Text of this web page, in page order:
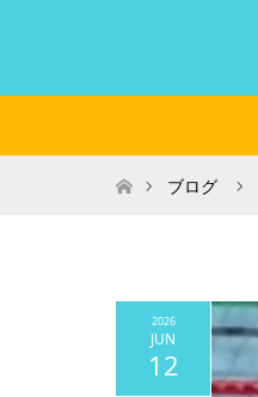
ホームブログ
2026
JUN
12